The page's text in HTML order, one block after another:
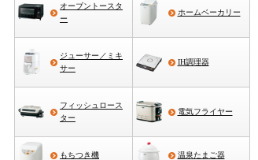
オーブントースタ
ー
ホームベーカリー
ジューサー／ミキ
サー
IH調理器
フィッシュロース
ター
電気フライヤー
もちつき機 温泉たまご器